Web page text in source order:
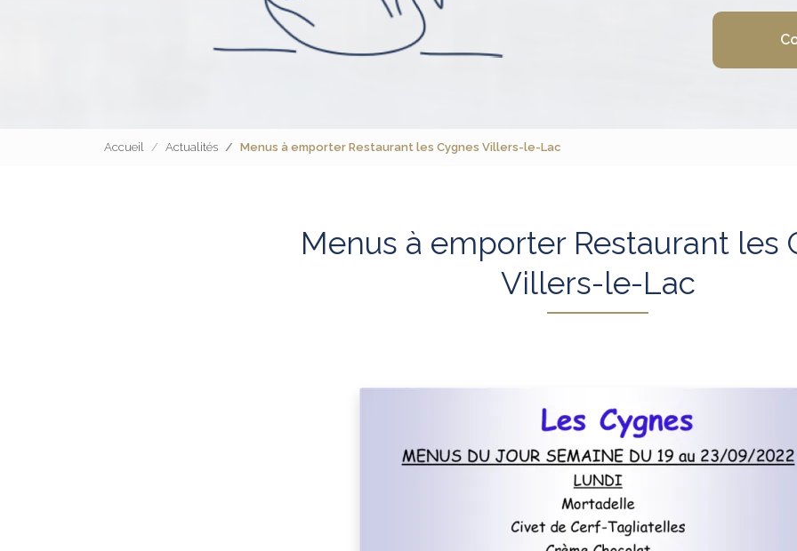
Accueil Actualités Menus à emporter Restaurant les Cygnes Villers-le-Lac
Menus à emporter Restaurant les
Villers-le-Lac